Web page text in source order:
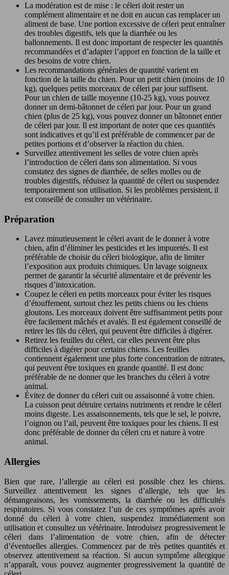
La modération est de mise : le céleri doit rester un
complément alimentaire et ne doit en aucun cas remplacer un
aliment de base. Une portion excessive de céleri peut entraîner
des troubles digestifs, tels que la diarrhée ou les
ballonnements. Il est donc important de respecter les quantités
recommandées et d’adapter l’apport en fonction de la taille et
des besoins de votre chien.
Les recommandations générales de quantité varient en
fonction de la taille du chien. Pour un petit chien (moins de 10
kg), quelques petits morceaux de céleri par jour suffisent.
Pour un chien de taille moyenne (10-25 kg), vous pouvez
donner un demi-bâtonnet de céleri par jour. Pour un grand
chien (plus de 25 kg), vous pouvez donner un bâtonnet entier
de céleri par jour. Il est important de noter que ces quantités
sont indicatives et qu’il est préférable de commencer par de
petites portions et d’observer la réaction du chien.
Surveillez attentivement les selles de votre chien après
l’introduction de céleri dans son alimentation. Si vous
constatez des signes de diarrhée, de selles molles ou de
troubles digestifs, réduisez la quantité de céleri ou suspendez
temporairement son utilisation. Si les problèmes persistent, il
est conseillé de consulter un vétérinaire.
Préparation
Lavez minutieusement le céleri avant de le donner à votre
chien, afin d’éliminer les pesticides et les impuretés. Il est
préférable de choisir du céleri biologique, afin de limiter
l’exposition aux produits chimiques. Un lavage soigneux
permet de garantir la sécurité alimentaire et de prévenir les
risques d’intoxication.
Coupez le céleri en petits morceaux pour éviter les risques
d’étouffement, surtout chez les petits chiens ou les chiens
gloutons. Les morceaux doivent être suffisamment petits pour
être facilement mâchés et avalés. Il est également conseillé de
retirer les fils du céleri, qui peuvent être difficiles à digérer.
Retirez les feuilles du céleri, car elles peuvent être plus
difficiles à digérer pour certains chiens. Les feuilles
contiennent également une plus forte concentration de nitrates,
qui peuvent être toxiques en grande quantité. Il est donc
préférable de ne donner que les branches du céleri à votre
animal.
Évitez de donner du céleri cuit ou assaisonné à votre chien.
La cuisson peut détruire certains nutriments et rendre le céleri
moins digeste. Les assaisonnements, tels que le sel, le poivre,
l’oignon ou l’ail, peuvent être toxiques pour les chiens. Il est
donc préférable de donner du céleri cru et nature à votre
animal.
Allergies
Bien que rare, l’allergie au céleri est possible chez les chiens.
Surveillez attentivement les signes d’allergie, tels que les
démangeaisons, les vomissements, la diarrhée ou les difficultés
respiratoires. Si vous constatez l’un de ces symptômes après avoir
donné du céleri à votre chien, suspendez immédiatement son
utilisation et consultez un vétérinaire. Introduisez progressivement le
céleri dans l’alimentation de votre chien, afin de détecter
d’éventuelles allergies. Commencez par de très petites quantités et
observez attentivement sa réaction. Si aucun symptôme allergique
n’apparaît, vous pouvez augmenter progressivement la quantité de